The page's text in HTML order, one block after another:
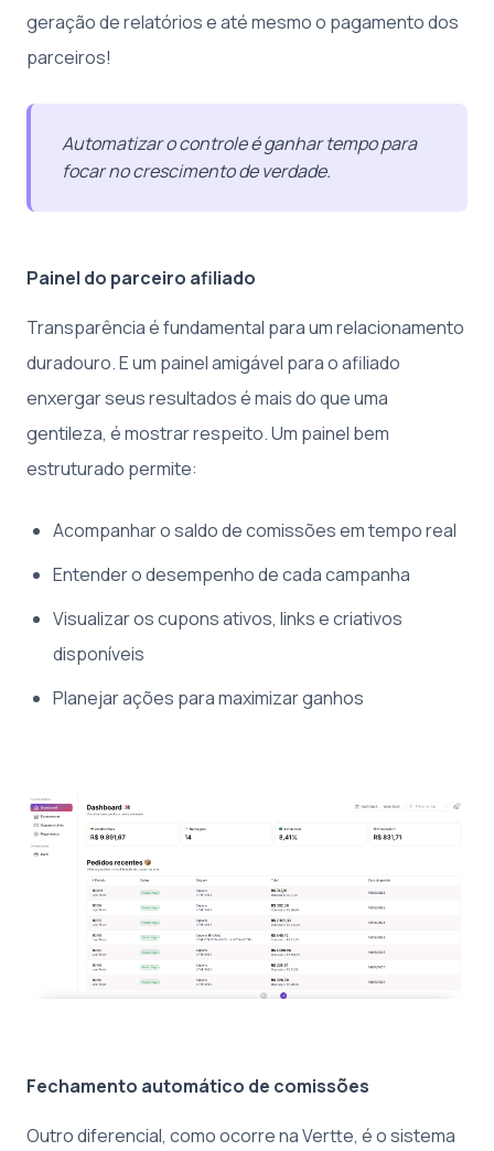
geração de relatórios e até mesmo o pagamento dos
parceiros!
Automatizar o controle é ganhar tempo para
focar no crescimento de verdade.
Painel do parceiro afiliado
Transparência é fundamental para um relacionamento
duradouro. E um painel amigável para o afiliado
enxergar seus resultados é mais do que uma
gentileza, é mostrar respeito. Um painel bem
estruturado permite:
Acompanhar o saldo de comissões em tempo real
Entender o desempenho de cada campanha
Visualizar os cupons ativos, links e criativos
disponíveis
Planejar ações para maximizar ganhos
Fechamento automático de comissões
Outro diferencial, como ocorre na Vertte, é o sistema